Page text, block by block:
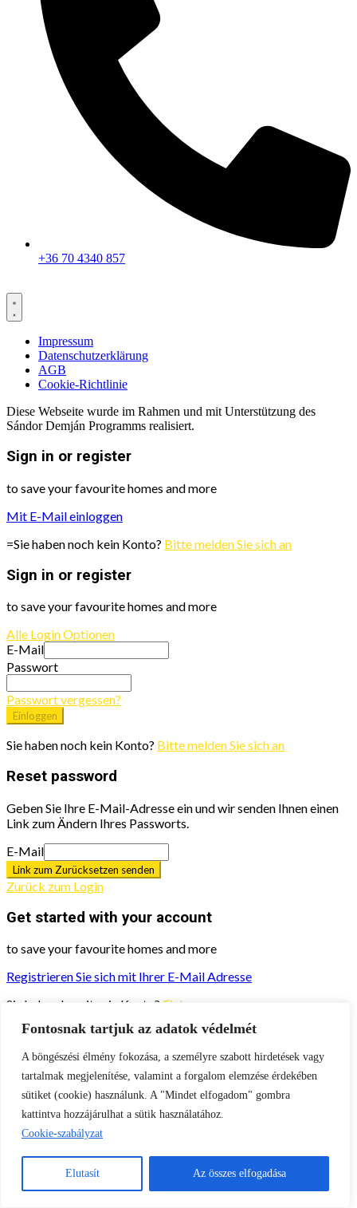
Fontosnak tartjuk az adatok védelmét
A böngészési élmény fokozása, a személyre szabott hirdetések vagy
tartalmak megjelenítése, valamint a forgalom elemzése érdekében
sütiket (cookie) használunk. A "Mindet elfogadom" gombra
kattintva hozzájárulhat a sütik használatához.
Cookie-szabályzat
Elutasít Az összes elfogadása
+36 70 4340 857
Impressum
Datenschutzerklärung
AGB
Cookie-Richtlinie
Diese Webseite wurde im Rahmen und mit Unterstützung des
Sándor Demján Programms realisiert.
Sign in or register
to save your favourite homes and more
Mit E-Mail einloggen
=Sie haben noch kein Konto? Bitte melden Sie sich an
Sign in or register
to save your favourite homes and more
Alle Login Optionen
E-Mail
Passwort
Passwort vergessen?
Einloggen
Sie haben noch kein Konto? Bitte melden Sie sich an
Reset password
Geben Sie Ihre E-Mail-Adresse ein und wir senden Ihnen einen
Link zum Ändern Ihres Passworts.
E-Mail
Link zum Zurücksetzen senden
Zurück zum Login
Get started with your account
to save your favourite homes and more
Registrieren Sie sich mit Ihrer E-Mail Adresse
Sie haben bereits ein Konto? Einloggen.
Get started with your account
to save your favourite homes and more
Alle Anmeldeoptionen
E-Mail
Sie verwenden es, um sich anzumelden, und wir verwenden es,
um Sie zu kontaktieren.